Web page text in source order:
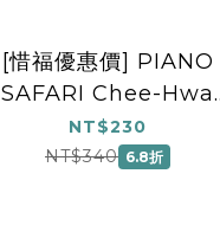
[惜福優惠價] PIANO
SAFARI Chee-Hwa
Tan 鋼琴作品集系列 -
Through the
NT$230
NT$340 6.8折